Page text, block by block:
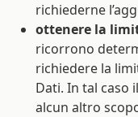
richiederne
ottenere la
ricorrono
richiedere la
Dati. In tal caso
alcun altro